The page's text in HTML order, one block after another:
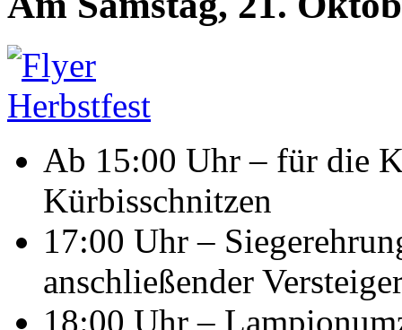
Ab 15:00 Uhr – für die
Kürbisschnitzen
17:00 Uhr –
anschließender
18:00 Uhr –